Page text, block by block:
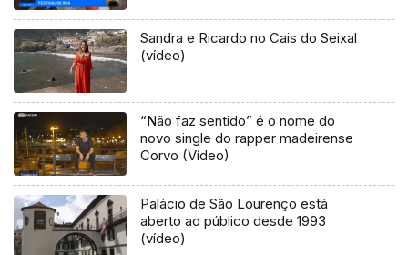
Sandra e Ricardo no Cais do Seixal
(vídeo)
“Não faz sentido” é o nome do
novo single do rapper madeirense
Corvo (Vídeo)
Palácio de São Lourenço está
aberto ao público desde 1993
(vídeo)